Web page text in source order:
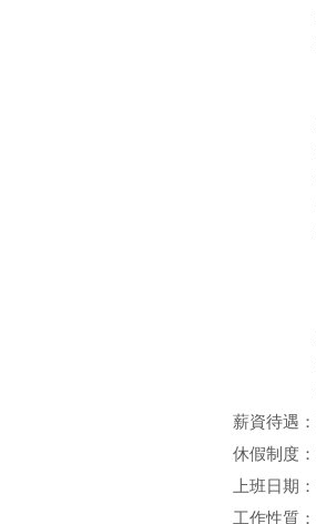
薪資待遇：
休假制度：
上班日期：
工作性質：